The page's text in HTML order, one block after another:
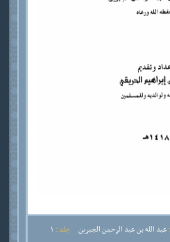
عبد الله بن عبد الرحمن الجبرين جلد :